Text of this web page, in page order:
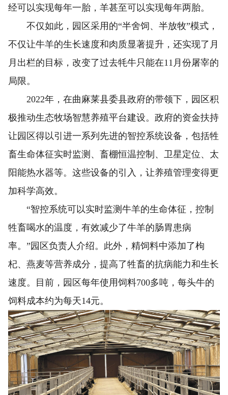
经可以实现每年一胎，羊甚至可以实现每年两胎。
不仅如此，园区采用的“半舍饲、半放牧”模式，
不仅让牛羊的生长速度和肉质显著提升，还实现了月
月出栏的目标，改变了过去牦牛只能在11月份屠宰的
局限。
2022年，在曲麻莱县委县政府的带领下，园区积
极推动生态牧场智慧养殖平台建设。政府的资金扶持
让园区得以引进一系列先进的智控系统设备，包括牲
畜生命体征实时监测、畜棚恒温控制、卫星定位、太
阳能热水器等。这些设备的引入，让养殖管理变得更
加科学高效。
“智控系统可以实时监测牛羊的生命体征，控制
牲畜喝水的温度，有效减少了牛羊的肠胃患病
率。”园区负责人介绍。此外，精饲料中添加了枸
杞、燕麦等营养成分，提高了牲畜的抗病能力和生长
速度。目前，园区每年使用饲料700多吨，每头牛的
饲料成本约为每天14元。